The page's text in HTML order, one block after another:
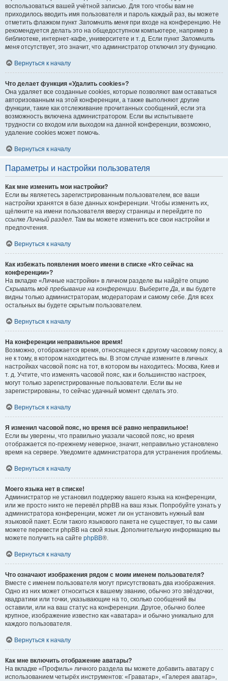
воспользоваться вашей учётной записью. Для того чтобы вам не
приходилось вводить имя пользователя и пароль каждый раз, вы можете
отметить флажком пункт Запомнить меня при входе на конференцию. Не
рекомендуется делать это на общедоступном компьютере, например в
библиотеке, интернет-кафе, университете и т. д. Если пункт Запомнить
меня отсутствует, это значит, что администратор отключил эту функцию.
Вернуться к началу
Что делает функция «Удалить cookies»?
Она удаляет все созданные cookies, которые позволяют вам оставаться
авторизованным на этой конференции, а также выполняют другие
функции, такие как отслеживание прочитанных сообщений, если эта
возможность включена администратором. Если вы испытываете
трудности со входом или выходом на данной конференции, возможно,
удаление cookies может помочь.
Вернуться к началу
Параметры и настройки пользователя
Как мне изменить мои настройки?
Если вы являетесь зарегистрированным пользователем, все ваши
настройки хранятся в базе данных конференции. Чтобы изменить их,
щёлкните на имени пользователя вверху страницы и перейдите по
ссылкеЛичный раздел. Там вы можете изменить все свои настройки и
предпочтения.
Вернуться к началу
Как избежать появления моего имени в списке «Кто сейчас на
конференции»?
На вкладке «Личные настройки» в личном разделе вы найдёте опцию
Скрывать моё пребывание на конференции. ВыберитеДа, и вы будете
видны только администраторам, модераторам и самому себе. Для всех
остальных вы будете скрытым пользователем.
Вернуться к началу
На конференции неправильное время!
Возможно, отображается время, относящееся к другому часовому поясу, а
не к тому, в котором находитесь вы. В этом случае измените в личных
настройках часовой пояс на тот, в котором вы находитесь: Москва, Киев и
т. д. Учтите, что изменять часовой пояс, как и большинство настроек,
могут только зарегистрированные пользователи. Если вы не
зарегистрированы, то сейчас удачный момент сделать это.
Вернуться к началу
Я изменил часовой пояс, но время всё равно неправильное!
Если вы уверены, что правильно указали часовой пояс, но время
отображается по-прежнему неверное, значит, неправильно установлено
время на сервере. Уведомите администратора для устранения проблемы.
Вернуться к началу
Моего языка нет в списке!
Администратор не установил поддержку вашего языка на конференции,
или же просто никто не перевёл phpBB на ваш язык. Попробуйте узнать у
администратора конференции, может ли он установить нужный вам
языковой пакет. Если такого языкового пакета не существует, то вы сами
можете перевести phpBB на свой язык. Дополнительную информацию вы
можете получить на сайте phpBB®.
Вернуться к началу
Что означают изображения рядом с моим именем пользователя?
Вместе с именем пользователя могут присутствовать два изображения.
Одно из них может относиться к вашему званию, обычно это звёздочки,
квадратики или точки, указывающие на то, сколько сообщений вы
оставили, или на ваш статус на конференции. Другое, обычно более
крупное, изображение известно как «аватара» и обычно уникально для
каждого пользователя.
Вернуться к началу
Как мне включить отображение аватары?
На вкладке «Профиль» личного раздела вы можете добавить аватару с
использованием четырёх инструментов: «Граватар», «Галерея аватар»,